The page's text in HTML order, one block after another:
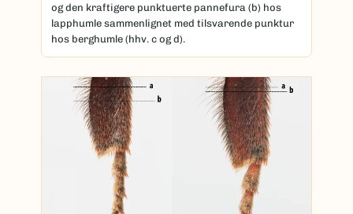
og den kraftigere punktuerte pannefura (b) hos
lapphumle sammenlignet med tilsvarende punktur
hos berghumle (hhv. c og d).